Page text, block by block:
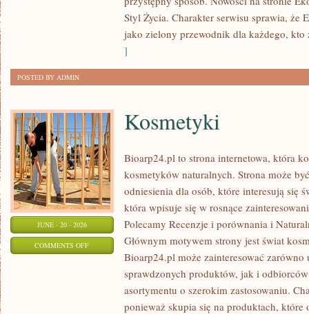
Styl Życia. Charakter serwisu sprawia, że
jako zielony przewodnik dla każdego, kto
]
POSTED BY ADMIN
JUNE - 20 - 2026
COMMENTS OFFON
KOSMETYKI
Kosmetyki
Bioarp24.pl to strona internetowa, która
kosmetyków naturalnych. Strona może
odniesienia dla osób, które interesują się
która wpisuje się w rosnące
Polecamy Recenzje i porównania i
Głównym motywem strony jest świat
Bioarp24.pl może zainteresować
sprawdzonych produktów, jak i
asortymentu o szerokim zastosowaniu.
ponieważ skupia się na produktach, które